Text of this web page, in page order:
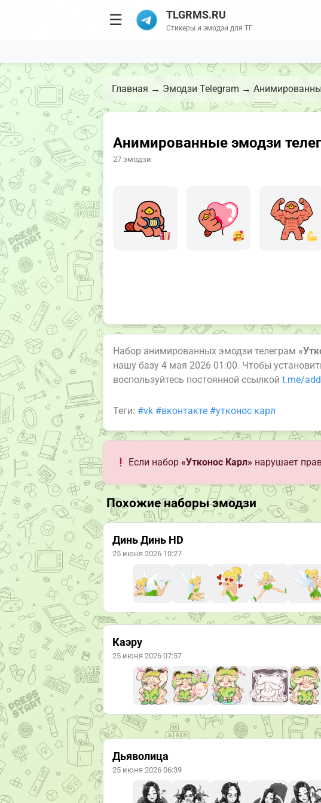
☰ TLGRMS.RU
Стикеры и эмодзи для ТГ
Главная → Эмодзи Telegram →
Анимированные эмодзи
27 эмодзи
Набор анимированных эмодзи телеграм
нашу базу 4 мая 2026 01:00. Чтобы
воспользуйтесь постоянной ссылкой t.me/
Теги: #vk #вконтакте #утконос карл
Если набор«Утконос Карл» нарушает
Похожие наборы эмодзи
Динь Динь HD
25 июня 2026 10:27
Каэру
25 июня 2026 07:57
Дьяволица
25 июня 2026 06:39